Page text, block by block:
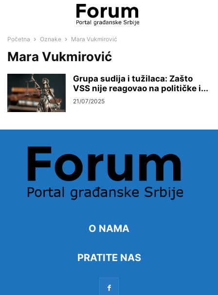
Početna Oznake Mara Vukmirović
Mara Vukmirović
Grupa sudija i tužilaca: Zašto
VSS nije reagovao na političke i...
21/07/2025
O NAMA
PRATITE NAS